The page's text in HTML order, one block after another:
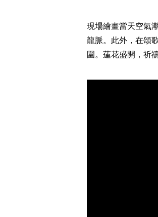
現場繪畫當天空氣
龍脈。此外，在頌
圍。蓮花盛開，祈